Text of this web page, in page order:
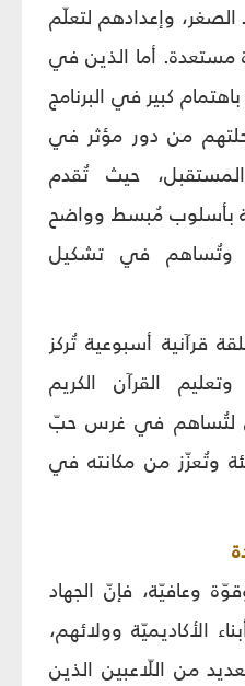
وإعدادهم لتعلّم
مستعدة. أما الذين في
كبير في البرنامج
من دور مؤثر في
حيث تُقدم
بأسلوب مُبسط وواضح
وتُساهم في تشكيل
قرآنية أسبوعية تُركز
القرآن الكريم
لتُساهم في غرس حبّ
وتُعزّز من مكانته في
وعافيّة، فإنّ الجهاد
الأكاديميّة وولائهم،
من اللّاعبين الذين